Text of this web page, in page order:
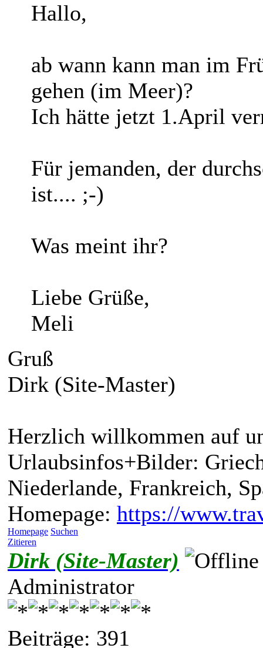
Hallo,
ab wann kann man im
gehen (im Meer)?
Ich hätte jetzt 1.April
Für jemanden, der
ist.... ;-)
Was meint ihr?
Liebe Grüße,
Meli
Gruß
Dirk (Site-Master)
Herzlich willkommen auf
Urlaubsinfos+Bilder:
Niederlande, Frankreich,
Homepage: https://
Homepage Suchen
Zitieren
Dirk (Site-Master)
Administrator
Beiträge: 391